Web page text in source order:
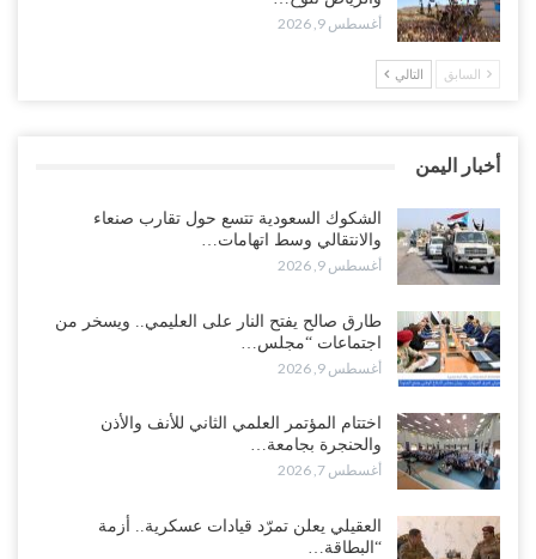
أغسطس 8, 2026
“عدن“| احتجاجاً على تأخر المرتبات.. موظفو المكتب الطبي السعودي
بسبب قرب الانسحاب العسكري الأمريكي من “الشرق الأوسط”..!
أغسطس 8, 2026
شامل..!
أغسطس 8, 2026
السعودية تحاول احتواء بن بريك بعد تهديده بالمواجهة.. هل بدأت معركة
إسكات الصوت الحضرمي..!
أغسطس 8, 2026
المحافظ الجنيدي يحذر من خطورة المخططات السعودية على ابناء
الجنوب..!
أغسطس 9, 2026
السابق التالي
أخبار اليمن
الشكوك السعودية تتسع حول تقارب صنعاء
والانتقالي وسط اتهامات…
أغسطس 9, 2026
طارق صالح يفتح النار على العليمي.. ويسخر من
اجتماعات “مجلس…
أغسطس 9, 2026
اختتام المؤتمر العلمي الثاني للأنف والأذن
والحنجرة بجامعة…
أغسطس 7, 2026
العقيلي يعلن تمرّد قيادات عسكرية.. أزمة
“البطاقة…